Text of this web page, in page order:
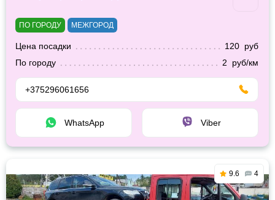
ПО ГОРОДУ МЕЖГОРОД
Цена посадки
120 руб
По городу
2 руб/км
+375296061656
WhatsApp Viber
9.6 4